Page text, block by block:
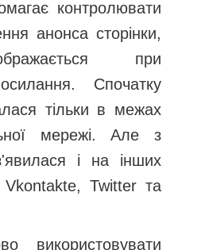
контролювати
анонса сторінки,
при
Спочатку
тільки в межах
мережі. Але з
і на інших
Twitter та
використовувати